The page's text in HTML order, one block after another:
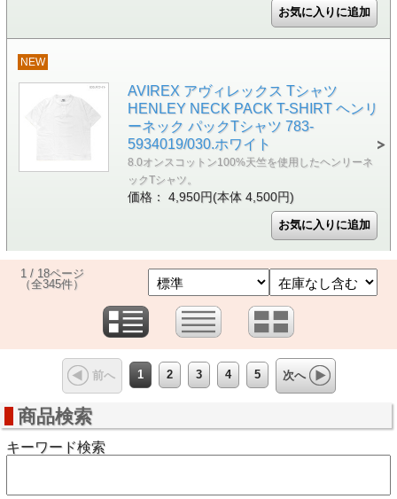
NEW
AVIREX アヴィレックス Tシャツ
HENLEY NECK PACK T-SHIRT ヘンリ
ーネック パックTシャツ 783-
5934019/030.ホワイト
8.0オンスコットン100%天竺を使用したヘンリーネ
ックTシャツ。
価格： 4,950円(本体 4,500円)
1 / 18ページ
（全345件）
前へ 1 2 3 4 5 次へ
商品検索
キーワード検索